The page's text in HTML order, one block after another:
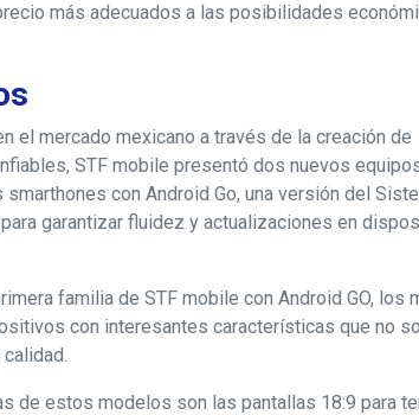
más adecuados a las posibilidades
el mercado mexicano a través de la creación de
STF mobile presentó dos nuevos
smarthones con Android Go, una versión del
garantizar fluidez y actualizaciones en
familia de STF mobile con Android GO, los
con interesantes características que no
de estos modelos son las pantallas 18:9 para